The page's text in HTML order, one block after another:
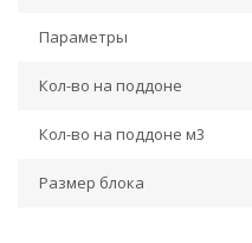
Параметры
Кол-во на поддоне
Кол-во на поддоне м3
Размер блока